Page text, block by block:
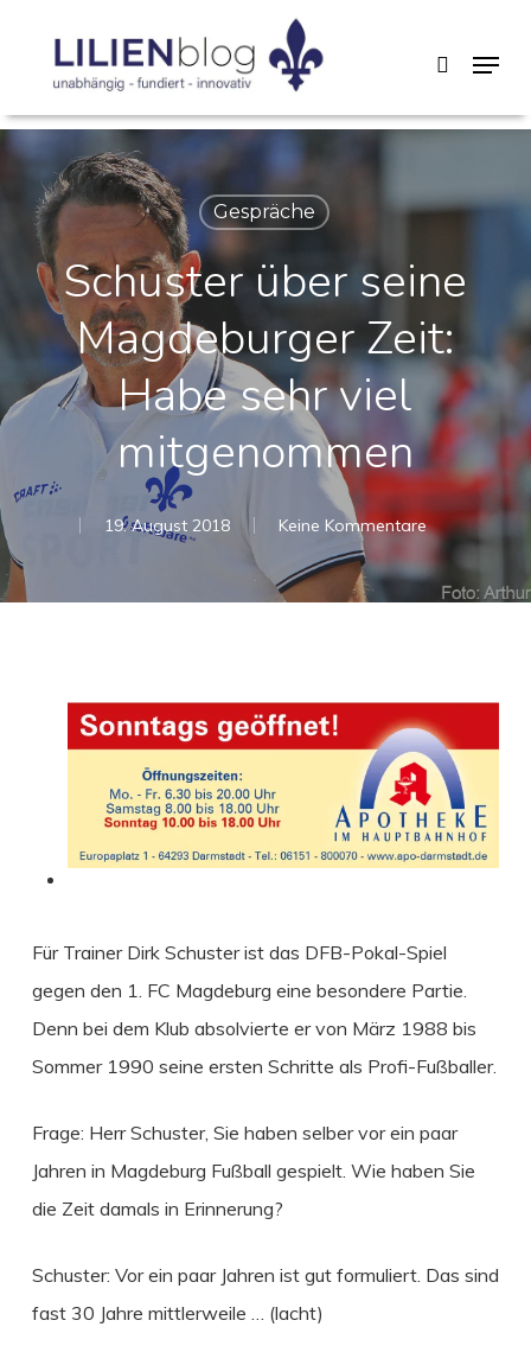
content
search
Menu
Gespräche
Schuster über seine
Magdeburger Zeit:
Habe sehr viel
mitgenommen
19. August 2018 Keine Kommentare
Für Trainer Dirk Schuster ist das DFB-Pokal-Spiel
gegen den 1. FC Magdeburg eine besondere Partie.
Denn bei dem Klub absolvierte er von März 1988 bis
Sommer 1990 seine ersten Schritte als Profi-Fußballer.
Frage: Herr Schuster, Sie haben selber vor ein paar
Jahren in Magdeburg Fußball gespielt. Wie haben Sie
die Zeit damals in Erinnerung?
Schuster: Vor ein paar Jahren ist gut formuliert. Das sind
fast 30 Jahre mittlerweile … (lacht)